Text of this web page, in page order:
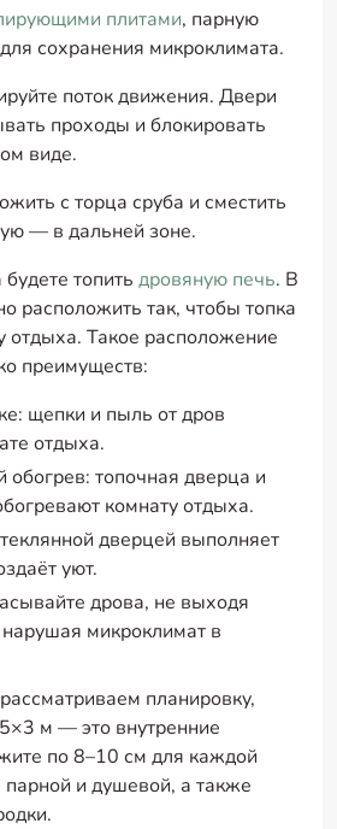
плитами, парную
сохранения микроклимата.
поток движения. Двери
проходы и блокировать
виде.
с торца сруба и сместить
— в дальней зоне.
топить дровяную печь. В
расположить так, чтобы топка
отдыха. Такое расположение
преимуществ:
щепки и пыль от дров
отдыха.
топочная дверца и
комнату отдыха.
дверцей выполняет
уют.
дрова, не выходя
микроклимат в
планировку,
м — это внутренние
по 8–10 см для каждой
парной и душевой, а также